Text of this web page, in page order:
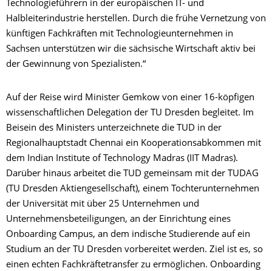
Technologieführern in der europäischen IT- und
Halbleiterindustrie herstellen. Durch die frühe Vernetzung von
künftigen Fachkräften mit Technologieunternehmen in
Sachsen unterstützen wir die sächsische Wirtschaft aktiv bei
der Gewinnung von Spezialisten.“
Auf der Reise wird Minister Gemkow von einer 16-köpfigen
wissenschaftlichen Delegation der TU Dresden begleitet. Im
Beisein des Ministers unterzeichnete die TUD in der
Regionalhauptstadt Chennai ein Kooperationsabkommen mit
dem Indian Institute of Technology Madras (IIT Madras).
Darüber hinaus arbeitet die TUD gemeinsam mit der TUDAG
(TU Dresden Aktiengesellschaft), einem Tochterunternehmen
der Universität mit über 25 Unternehmen und
Unternehmensbeteiligungen, an der Einrichtung eines
Onboarding Campus, an dem indische Studierende auf ein
Studium an der TU Dresden vorbereitet werden. Ziel ist es, so
einen echten Fachkräftetransfer zu ermöglichen. Onboarding